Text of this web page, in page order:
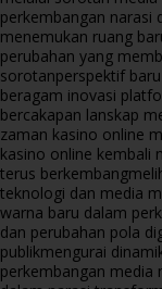
perkembangan narasi
menemukan ruang
perubahan yang
sorotanperspektif
beragam inovasi
bercakapan lanskap
zaman kasino online
kasino online kembali
terus berkembang
teknologi dan media
warna baru dalam
dan perubahan pola
publikmengurai
perkembangan media